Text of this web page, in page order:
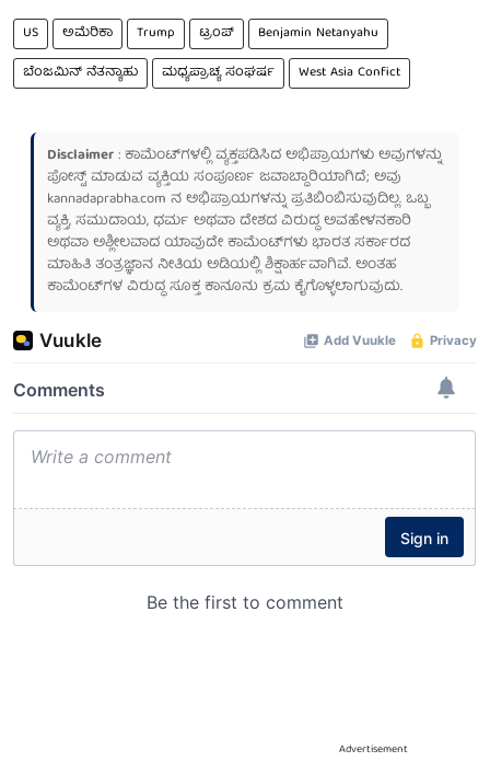
US ಅಮೆರಿಕಾ Trump ಟ್ರಂಪ್
Benjamin Netanyahu
ಬೆಂಜಮಿನ್ ನೆತನ್ಯಾಹು
ಮಧ್ಯಪ್ರಾಚ್ಯ ಸಂಘರ್ಷ West Asia Confict
Disclaimer: ಕಾಮೆಂಟ್‌ಗಳಲ್ಲಿ ವ್ಯಕ್ತಪಡಿಸಿದ ಅಭಿಪ್ರಾಯಗಳು ಅವುಗಳನ್ನು
ಪೋಸ್ಟ್ ಮಾಡುವ ವ್ಯಕ್ತಿಯ ಸಂಪೂರ್ಣ ಜವಾಬ್ದಾರಿಯಾಗಿದೆ; ಅವು
kannadaprabha.com ನ ಅಭಿಪ್ರಾಯಗಳನ್ನು ಪ್ರತಿಬಿಂಬಿಸುವುದಿಲ್ಲ. ಒಬ್ಬ
ವ್ಯಕ್ತಿ, ಸಮುದಾಯ, ಧರ್ಮ ಅಥವಾ ದೇಶದ ವಿರುದ್ಧ ಅವಹೇಳನಕಾರಿ
ಅಥವಾ ಅಶ್ಲೀಲವಾದ ಯಾವುದೇ ಕಾಮೆಂಟ್‌ಗಳು ಭಾರತ ಸರ್ಕಾರದ
ಮಾಹಿತಿ ತಂತ್ರಜ್ಞಾನ ನೀತಿಯ ಅಡಿಯಲ್ಲಿ ಶಿಕ್ಷಾರ್ಹವಾಗಿವೆ. ಅಂತಹ
ಕಾಮೆಂಟ್‌ಗಳ ವಿರುದ್ಧ ಸೂಕ್ತ ಕಾನೂನು ಕ್ರಮ ಕೈಗೊಳ್ಳಲಾಗುವುದು.
Advertisement